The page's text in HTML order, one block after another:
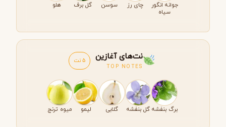
جوانه انگور
سیاه
چای رز سوسن گل برف هلو
نت‌های آغازین
TOP NOTES
5 نت
برگ بنفشه گل بنفشه گلابی لیمو میوه ترنج